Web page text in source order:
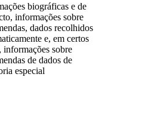
biográficas e de
informações sobre
dados recolhidos
e, em certos
informações sobre
de dados de
especial